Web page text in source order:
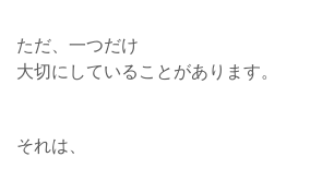
ただ、一つだけ
大切にしていることがあります。
それは、